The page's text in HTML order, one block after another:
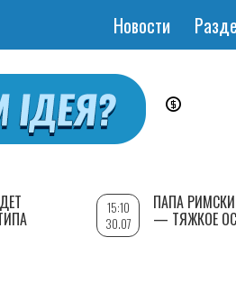
Основная
Новости
15:10
30.07
ПАПА
— ТЯЖКОЕ